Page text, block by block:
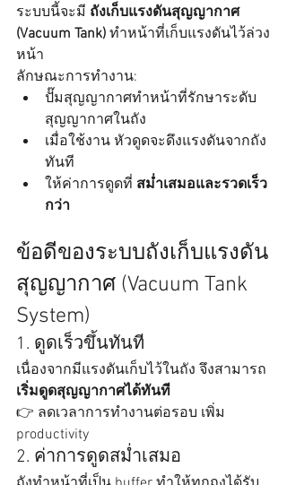
ระบบนี้จะมี ถังเก็บแรงดันสุญญากาศ
(Vacuum Tank) ทำหน้าที่เก็บแรงดันไว้ล่วง
หน้า
ลักษณะการทำงาน:
ปั๊มสุญญากาศทำหน้าที่รักษาระดับ
สุญญากาศในถัง
เมื่อใช้งาน หัวดูดจะดึงแรงดันจากถัง
ทันที
ให้ค่าการดูดที่ สม่ำเสมอและรวดเร็ว
กว่า
ข้อดีของระบบถังเก็บแรงดัน
สุญญากาศ (Vacuum Tank
System)
1. ดูดเร็วขึ้นทันที
เนื่องจากมีแรงดันเก็บไว้ในถัง จึงสามารถ
เริ่มดูดสุญญากาศได้ทันที
👉 ลดเวลาการทำงานต่อรอบ เพิ่ม
productivity
2. ค่าการดูดสม่ำเสมอ